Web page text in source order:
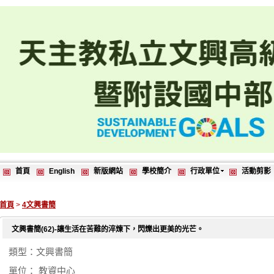
首頁 English 新版網站 學校簡介 行政單位 活動剪影
首頁 > 4文興書簡
文興書簡(62)-讓生活在苦難的淬煉下，閃爍出更美的光芒。
類型：文興書簡
單位： 教資中心